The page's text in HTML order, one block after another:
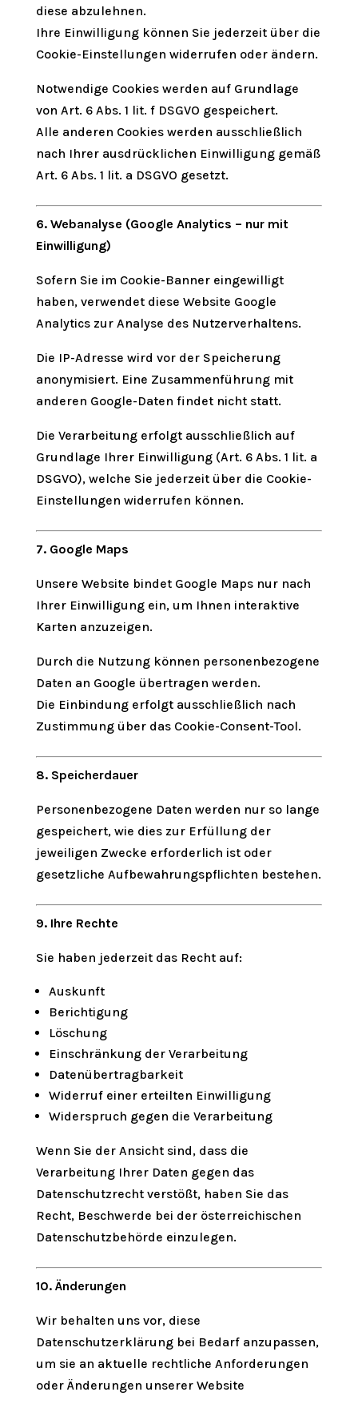
diese abzulehnen.
Ihre Einwilligung können Sie jederzeit über die
Cookie-Einstellungen widerrufen oder ändern.
Notwendige Cookies werden auf Grundlage
von Art. 6 Abs. 1 lit. f DSGVO gespeichert.
Alle anderen Cookies werden ausschließlich
nach Ihrer ausdrücklichen Einwilligung gemäß
Art. 6 Abs. 1 lit. a DSGVO gesetzt.
6. Webanalyse (Google Analytics – nur mit
Einwilligung)
Sofern Sie im Cookie-Banner eingewilligt
haben, verwendet diese Website Google
Analytics zur Analyse des Nutzerverhaltens.
Die IP-Adresse wird vor der Speicherung
anonymisiert. Eine Zusammenführung mit
anderen Google-Daten findet nicht statt.
Die Verarbeitung erfolgt ausschließlich auf
Grundlage Ihrer Einwilligung (Art. 6 Abs. 1 lit. a
DSGVO), welche Sie jederzeit über die Cookie-
Einstellungen widerrufen können.
7. Google Maps
Unsere Website bindet Google Maps nur nach
Ihrer Einwilligung ein, um Ihnen interaktive
Karten anzuzeigen.
Durch die Nutzung können personenbezogene
Daten an Google übertragen werden.
Die Einbindung erfolgt ausschließlich nach
Zustimmung über das Cookie-Consent-Tool.
8. Speicherdauer
Personenbezogene Daten werden nur so lange
gespeichert, wie dies zur Erfüllung der
jeweiligen Zwecke erforderlich ist oder
gesetzliche Aufbewahrungspflichten bestehen.
9. Ihre Rechte
Sie haben jederzeit das Recht auf:
Auskunft
Berichtigung
Löschung
Einschränkung der Verarbeitung
Datenübertragbarkeit
Widerruf einer erteilten Einwilligung
Widerspruch gegen die Verarbeitung
Wenn Sie der Ansicht sind, dass die
Verarbeitung Ihrer Daten gegen das
Datenschutzrecht verstößt, haben Sie das
Recht, Beschwerde bei der österreichischen
Datenschutzbehörde einzulegen.
10. Änderungen
Wir behalten uns vor, diese
Datenschutzerklärung bei Bedarf anzupassen,
um sie an aktuelle rechtliche Anforderungen
oder Änderungen unserer Website